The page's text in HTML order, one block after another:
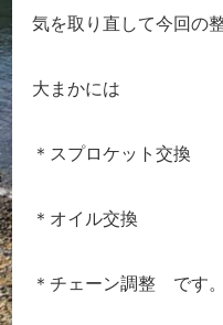
気を取り直して今回の
大まかには
＊スプロケット交換
＊オイル交換
＊チェーン調整 です。